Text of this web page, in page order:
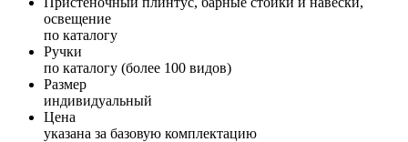
освещение
по каталогу
Ручки
по каталогу (более 100 видов)
Размер
индивидуальный
Цена
указана за базовую комплектацию